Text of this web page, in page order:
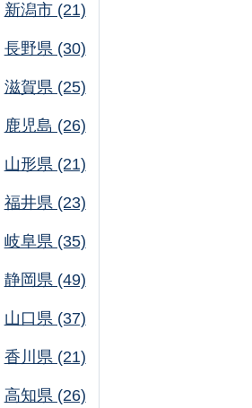
新潟市 (21)
長野県 (30)
滋賀県 (25)
鹿児島 (26)
山形県 (21)
福井県 (23)
岐阜県 (35)
静岡県 (49)
山口県 (37)
香川県 (21)
高知県 (26)